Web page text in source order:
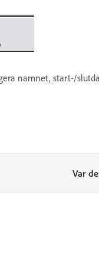
namnet, start-/
Var